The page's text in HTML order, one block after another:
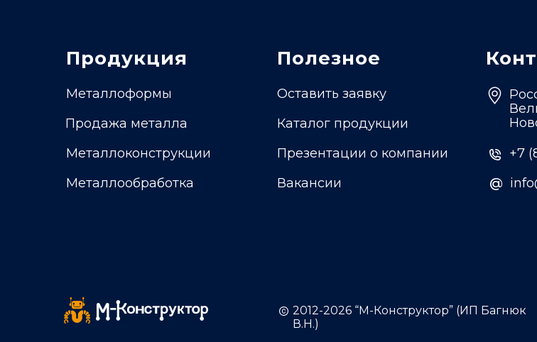
2012-2026 “М-Конструктор” (ИП Багнюк
В.Н.)
@
@
+7
Полезное
Вакансии
Презентации о компании
Продукция
Продажа металла
Металлообработка
Металлоформы
Металлоконструкции
Оставить заявку
Каталог продукции